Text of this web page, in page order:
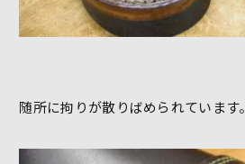
随所に拘りが散りばめられています。